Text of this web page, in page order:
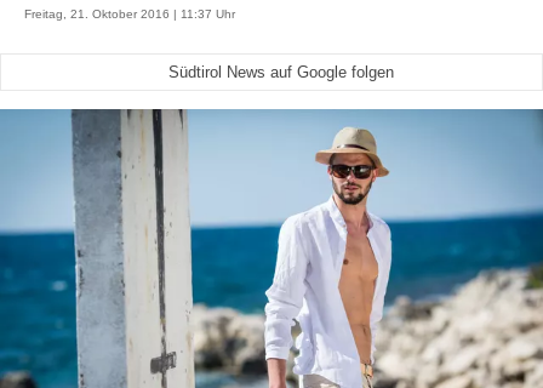
Freitag, 21. Oktober 2016 | 11:37 Uhr
Südtirol News auf Google folgen